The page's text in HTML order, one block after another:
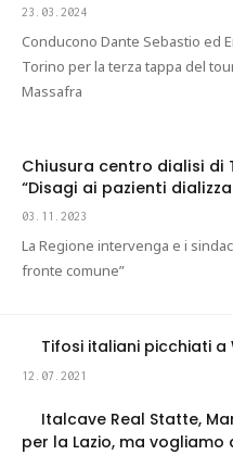
23.03.2024
Conducono Dante Sebastio ed
Torino per la terza tappa del
Massafra
Chiusura centro dialisi di
“Disagi ai pazienti
03.11.2023
La Regione intervenga e i
fronte comune”
Tifosi italiani picchiati a
12.07.2021
Italcave Real Statte,
per la Lazio, ma